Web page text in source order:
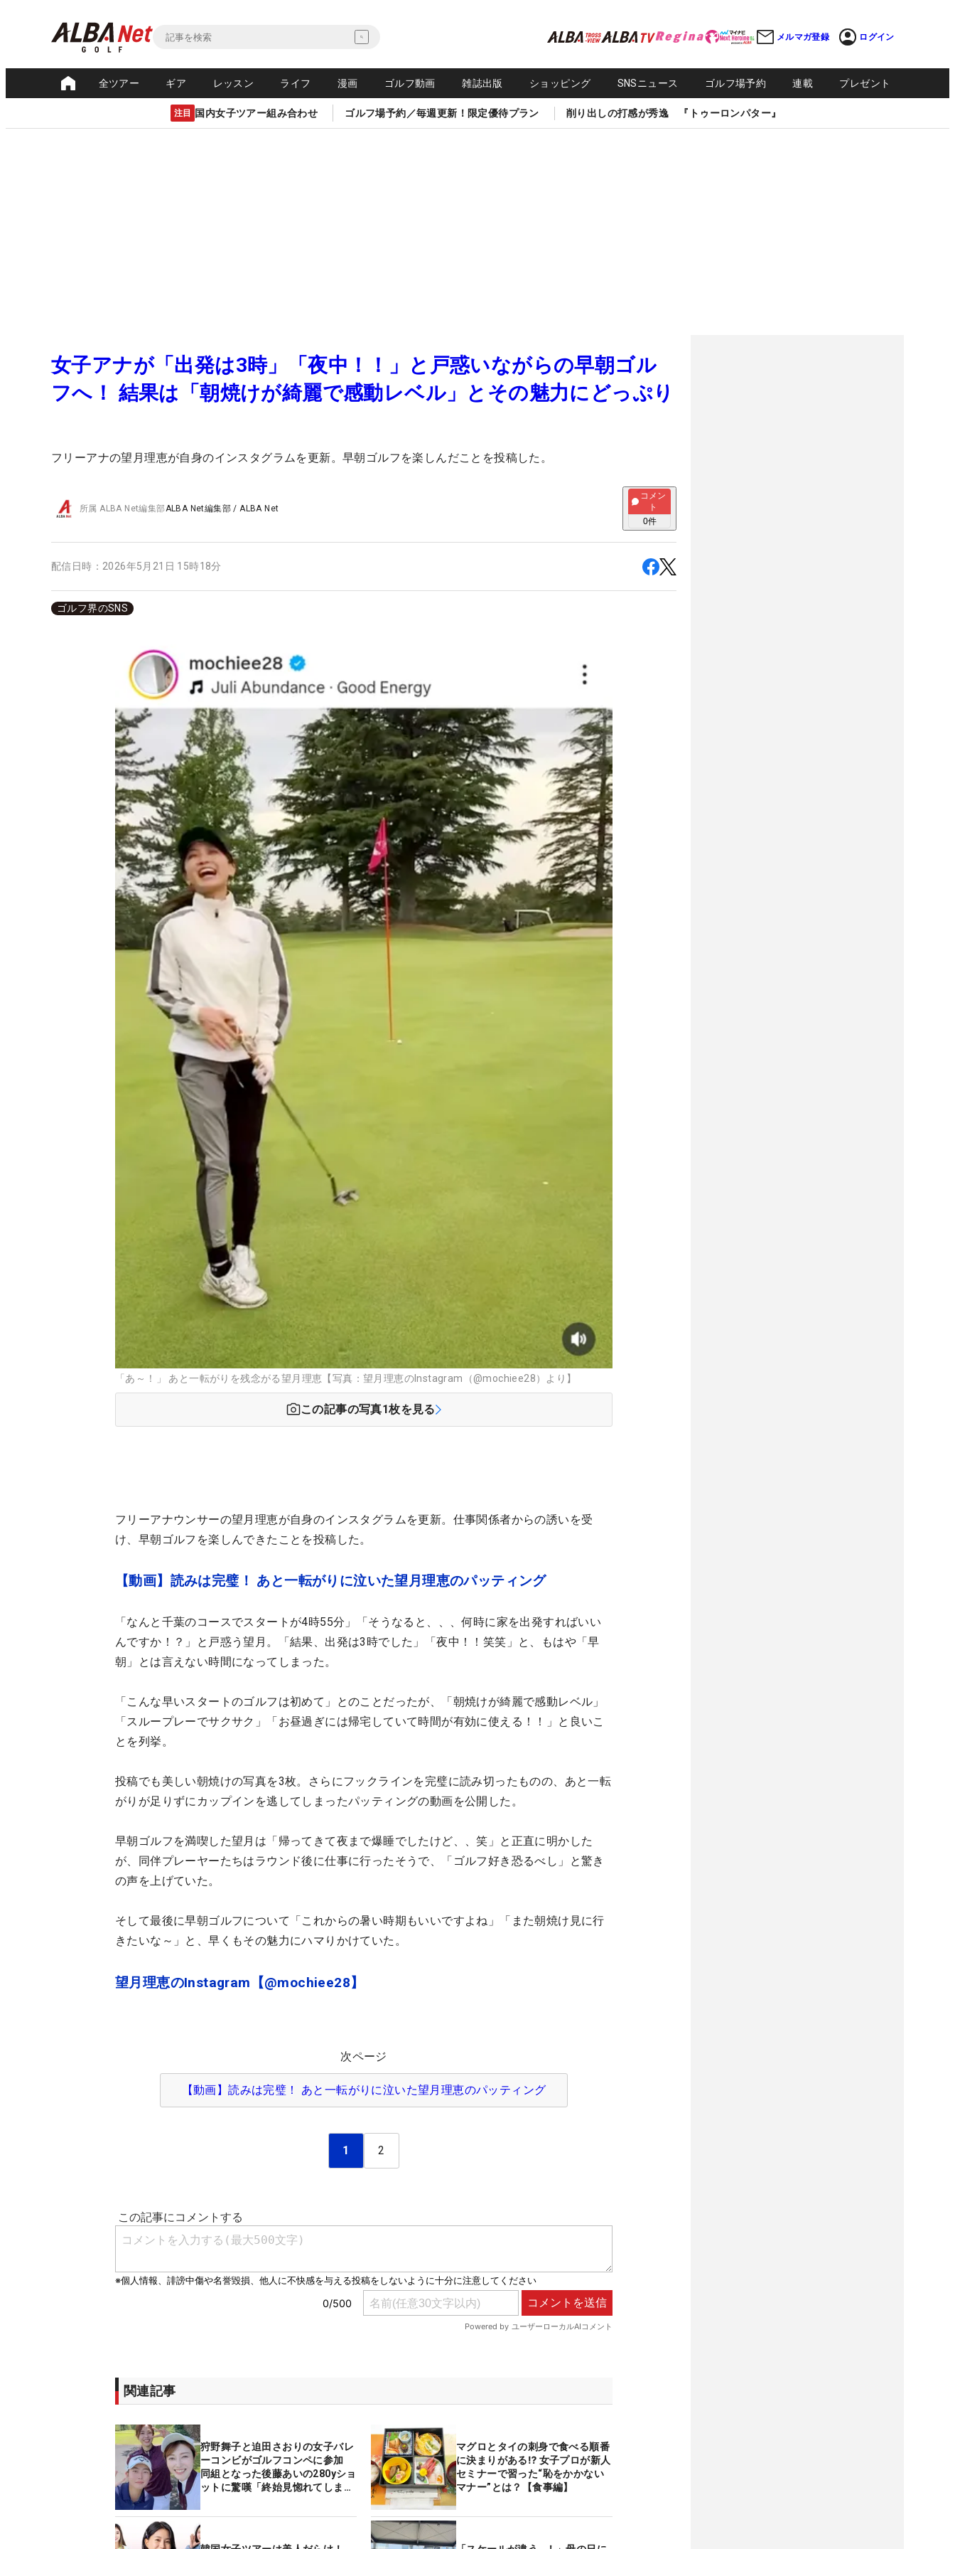
メルマガ登録 ログイン
全ツアー ギア レッスン ライフ 漫画 ゴルフ動画 雑誌出版 ショッピング SNSニュース ゴルフ場予約 連載 プレゼント
注目 国内女子ツアー組み合わせ ゴルフ場予約／毎週更新！限定優待プラン 削り出しの打感が秀逸 『トゥーロンパター』
女子アナが「出発は3時」「夜中！！」と戸惑いながらの早朝ゴル
フへ！ 結果は「朝焼けが綺麗で感動レベル」とその魅力にどっぷり
フリーアナの望月理恵が自身のインスタグラムを更新。早朝ゴルフを楽しんだことを投稿した。
所属ALBA Net編集部ALBA Net編集部 /ALBA Net
コメン
ト
0件
配信日時： 2026年5月21日 15時18分
ゴルフ界のSNS
「あ～！」 あと一転がりを残念がる望月理恵【写真：望月理恵のInstagram（@mochiee28）より】
この記事の写真1枚を見る
フリーアナウンサーの望月理恵が自身のインスタグラムを更新。仕事関係者からの誘いを受
け、早朝ゴルフを楽しんできたことを投稿した。
【動画】読みは完璧！ あと一転がりに泣いた望月理恵のパッティング
「なんと千葉のコースでスタートが4時55分」「そうなると、、、何時に家を出発すればいい
んですか！？」と戸惑う望月。「結果、出発は3時でした」「夜中！！笑笑」と、もはや「早
朝」とは言えない時間になってしまった。
「こんな早いスタートのゴルフは初めて」とのことだったが、「朝焼けが綺麗で感動レベル」
「スループレーでサクサク」「お昼過ぎには帰宅していて時間が有効に使える！！」と良いこ
とを列挙。
投稿でも美しい朝焼けの写真を3枚。さらにフックラインを完璧に読み切ったものの、あと一転
がりが足りずにカップインを逃してしまったパッティングの動画を公開した。
早朝ゴルフを満喫した望月は「帰ってきて夜まで爆睡でしたけど、、笑」と正直に明かした
が、同伴プレーヤーたちはラウンド後に仕事に行ったそうで、「ゴルフ好き恐るべし」と驚き
の声を上げていた。
そして最後に早朝ゴルフについて「これからの暑い時期もいいですよね」「また朝焼け見に行
きたいな～」と、早くもその魅力にハマりかけていた。
望月理恵のInstagram【@mochiee28】
次ページ
【動画】読みは完璧！ あと一転がりに泣いた望月理恵のパッティング
1 2
関連記事
狩野舞子と迫田さおりの女子バレ
ーコンビがゴルフコンペに参加
同組となった後藤あいの280yショ
ットに驚嘆「終始見惚れてしまい
マグロとタイの刺身で食べる順番
に決まりがある⁉ 女子プロが新人
セミナーで習った“恥をかかない
マナー”とは？【食事編】